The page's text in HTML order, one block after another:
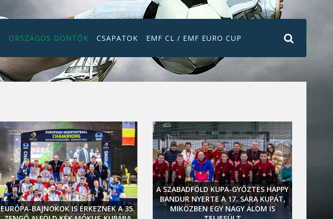
ORSZÁGOS DÖNTŐK CSAPATOK EMF CL / EMF EURO CUP
EURÓPA-BAJNOKOK IS ÉRKEZNEK A 35.
A SZABADFÖLD KUPA-GYŐZTES HAPPY
BANDUR NYERTE A 17. SÁRA KUPÁT,
MIKÖZBEN EGY NAGY ÁLOM IS